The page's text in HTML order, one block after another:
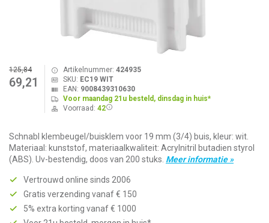
125,84
69,21
Artikelnummer: 424935
SKU: EC19 WIT
EAN: 9008439310630
Voor maandag 21u besteld, dinsdag in huis*
Voorraad: 42
Schnabl klembeugel/buisklem voor 19 mm (3/4) buis, kleur: wit.
Materiaal: kunststof, materiaalkwaliteit: Acrylnitril butadien styrol
(ABS). Uv-bestendig, doos van 200 stuks. Meer informatie »
Vertrouwd online sinds 2006
Gratis verzending vanaf € 150
5% extra korting vanaf € 1000